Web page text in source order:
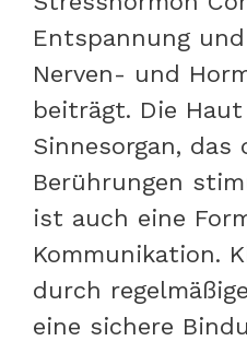
Entspannung
Nerven- und
beiträgt. Die
Sinnesorgan, das
Berührungen
ist auch eine
Kommunikation.
durch
eine sichere